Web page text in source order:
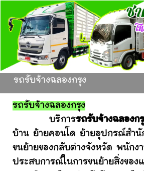
รถรับจ้างฉลองกรุง
รถรับจ้างฉลองกรุง
บริการรถรับจ้างฉลองก
บ้าน ย้ายคอนโด ย้ายอุปกรณ์สำ
ขนย้ายของกลับต่างจังหวัด พนักง
ประสบการณ์ในการขนย้ายสิ่งของ